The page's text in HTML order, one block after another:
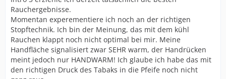
Rauchergebnisse.
Momentan experementiere ich noch an der richtigen
Stopftechnik. Ich bin der Meinung, das mit dem kühl
Rauchen klappt noch nicht optimal bei mir. Meine
Handfläche signalisiert zwar SEHR warm, der Handrücken
meint jedoch nur HANDWARM! Ich glaube ich habe das mit
den richtigen Druck des Tabaks in die Pfeife noch nicht